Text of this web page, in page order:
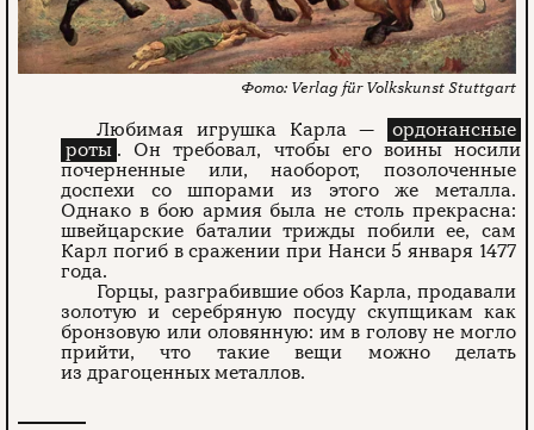
Verlag für Volkskunst Stuttgart
Любимая игрушка Карла —
ордонансные
роты . Он требовал, чтобы его воины носили
почерненные или, наоборот, позолоченные
доспехи со шпорами из этого же металла.
Однако в бою армия была не столь прекрасна:
швейцарские баталии трижды побили ее, сам
Карл погиб в сражении при Нанси 5 января 1477
года.
Горцы, разграбившие обоз Карла, продавали
золотую и серебряную посуду скупщикам как
бронзовую или оловянную: им в голову не могло
прийти, что такие вещи можно делать
из драгоценных металлов.